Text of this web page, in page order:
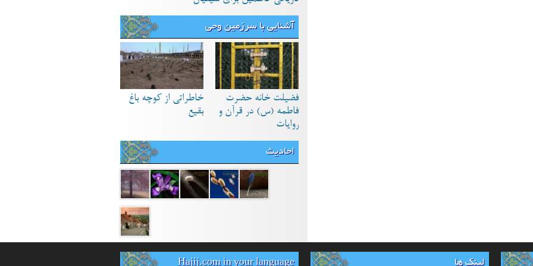
آشنایی با سرزمین وحی
فضیلت خانه حضرت
فاطمه (س) در قرآن و
روایات
خاطراتی از کوچه باغ
بقیع
احادیث
لینک ها Hajij.com in your language